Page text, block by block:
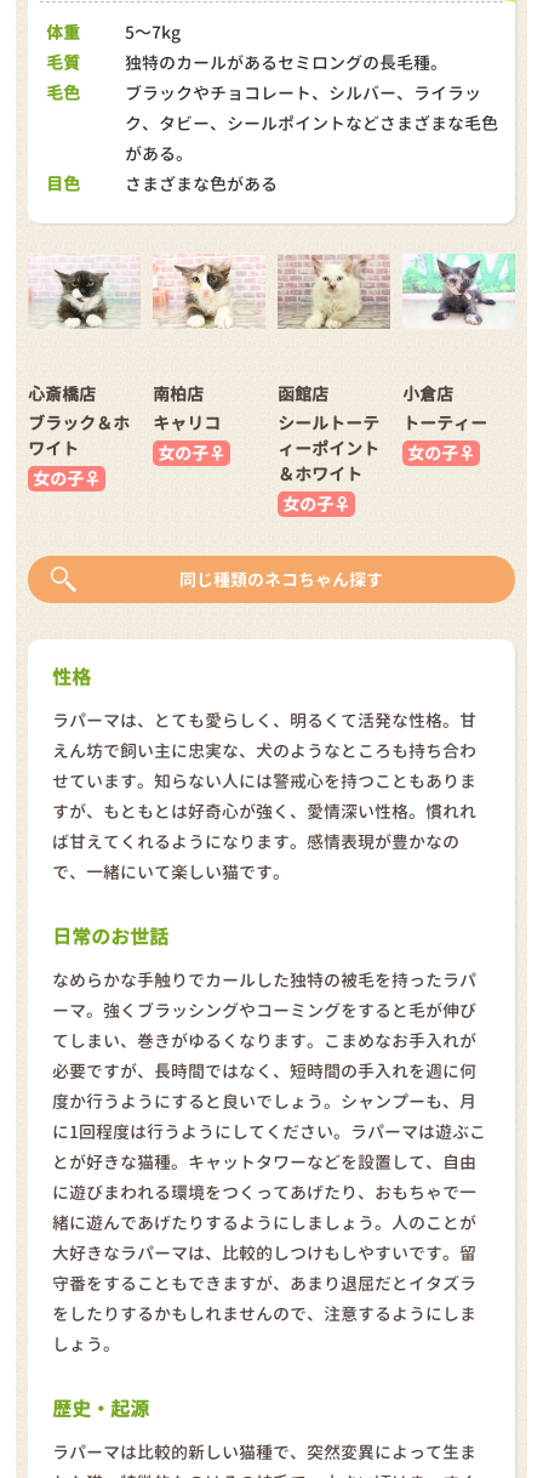
体重
5～7kg
毛質
独特のカールがあるセミロングの長毛種。
毛色
ブラックやチョコレート、シルバー、ライラッ
ク、タビー、シールポイントなどさまざまな毛色
がある。
目色
さまざまな色がある
心斎橋店
ブラック＆ホ
ワイト
女の子♀
南柏店
キャリコ
女の子♀
函館店
シールトーテ
ィーポイント
＆ホワイト
女の子♀
小倉店
トーティー
女の子♀
同じ種類のネコちゃん探す
性格
ラパーマは、とても愛らしく、明るくて活発な性格。甘
えん坊で飼い主に忠実な、犬のようなところも持ち合わ
せています。知らない人には警戒心を持つこともありま
すが、もともとは好奇心が強く、愛情深い性格。慣れれ
ば甘えてくれるようになります。感情表現が豊かなの
で、一緒にいて楽しい猫です。
日常のお世話
なめらかな手触りでカールした独特の被毛を持ったラパ
ーマ。強くブラッシングやコーミングをすると毛が伸び
てしまい、巻きがゆるくなります。こまめなお手入れが
必要ですが、長時間ではなく、短時間の手入れを週に何
度か行うようにすると良いでしょう。シャンプーも、月
に1回程度は行うようにしてください。ラパーマは遊ぶこ
とが好きな猫種。キャットタワーなどを設置して、自由
に遊びまわれる環境をつくってあげたり、おもちゃで一
緒に遊んであげたりするようにしましょう。人のことが
大好きなラパーマは、比較的しつけもしやすいです。留
守番をすることもできますが、あまり退屈だとイタズラ
をしたりするかもしれませんので、注意するようにしま
しょう。
歴史・起源
ラパーマは比較的新しい猫種で、突然変異によって生ま